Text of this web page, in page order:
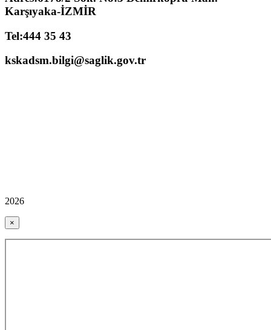
Karşıyaka-İZMİR
Tel:444 35 43
kskadsm.bilgi@saglik.gov.tr
2026
×